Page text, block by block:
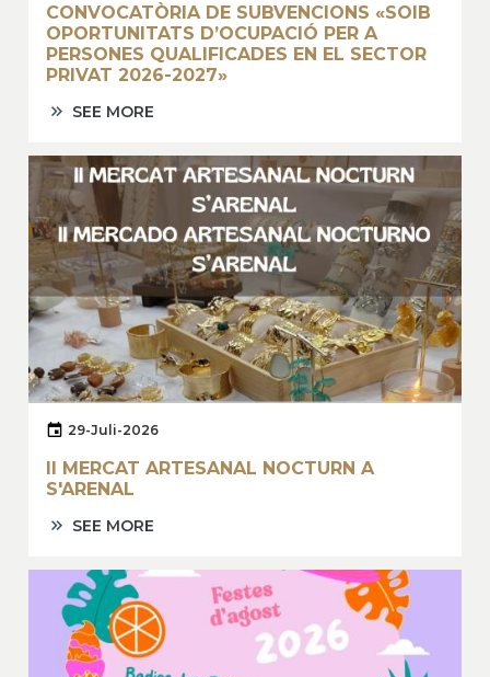
CONVOCATÒRIA DE SUBVENCIONS «SOIB
OPORTUNITATS D’OCUPACIÓ PER A
PERSONES QUALIFICADES EN EL SECTOR
PRIVAT 2026-2027»
SEE MORE
29-Juli-2026
II MERCAT ARTESANAL NOCTURN A
S'ARENAL
SEE MORE